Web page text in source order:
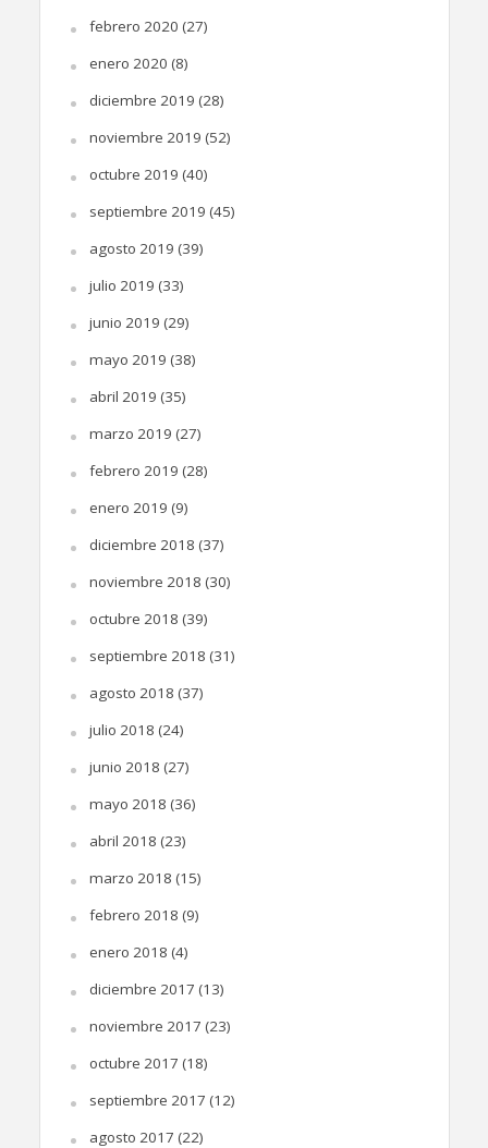
febrero 2020 (27)
enero 2020 (8)
diciembre 2019 (28)
noviembre 2019 (52)
octubre 2019 (40)
septiembre 2019 (45)
agosto 2019 (39)
julio 2019 (33)
junio 2019 (29)
mayo 2019 (38)
abril 2019 (35)
marzo 2019 (27)
febrero 2019 (28)
enero 2019 (9)
diciembre 2018 (37)
noviembre 2018 (30)
octubre 2018 (39)
septiembre 2018 (31)
agosto 2018 (37)
julio 2018 (24)
junio 2018 (27)
mayo 2018 (36)
abril 2018 (23)
marzo 2018 (15)
febrero 2018 (9)
enero 2018 (4)
diciembre 2017 (13)
noviembre 2017 (23)
octubre 2017 (18)
septiembre 2017 (12)
agosto 2017 (22)